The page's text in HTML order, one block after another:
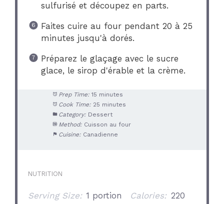
sulfurisé et découpez en parts.
Faites cuire au four pendant 20 à 25
minutes jusqu'à dorés.
Préparez le glaçage avec le sucre
glace, le sirop d'érable et la crème.
Prep Time: 15 minutes
Cook Time: 25 minutes
Category: Dessert
Method: Cuisson au four
Cuisine: Canadienne
NUTRITION
Serving Size: 1 portion Calories: 220